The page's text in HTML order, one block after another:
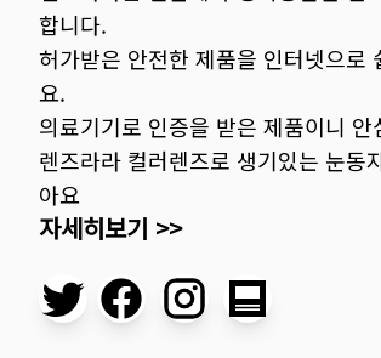
합니다.
허가받은 안전한 제품을 인터넷으로
요.
의료기기로 인증을 받은 제품이니 안
렌즈라라 컬러렌즈로 생기있는 눈동
아요
자세히보기 >>